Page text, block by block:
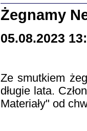
Żegnamy
05.08.2023
Ze smutkiem
długie lata.
Materiały" od